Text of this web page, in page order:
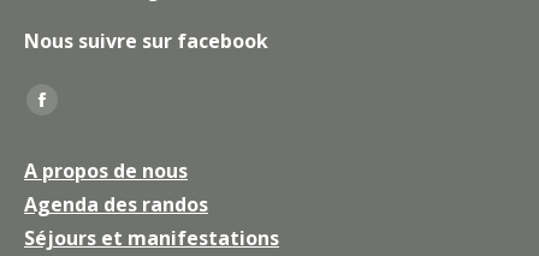
Nous suivre sur facebook
Trouvez nous sur :
La
Facebook
s'ouvre
dans
A propos de nous
Agenda des randos
Séjours et manifestations